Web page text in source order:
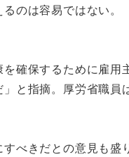
のは容易ではない。
確保するために雇用
と指摘。厚労省職員
べきだとの意見も盛